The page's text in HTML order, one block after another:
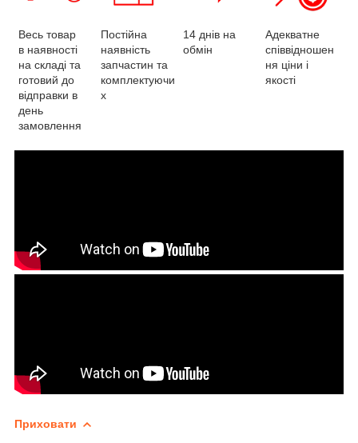
Весь товар
в наявності
на складі та
готовий до
відправки в
день
замовлення
Постійна
наявність
запчастин та
комплектуючи
х
14 днів на
обмін
Адекватне
співвідношен
ня ціни і
якості
Приховати